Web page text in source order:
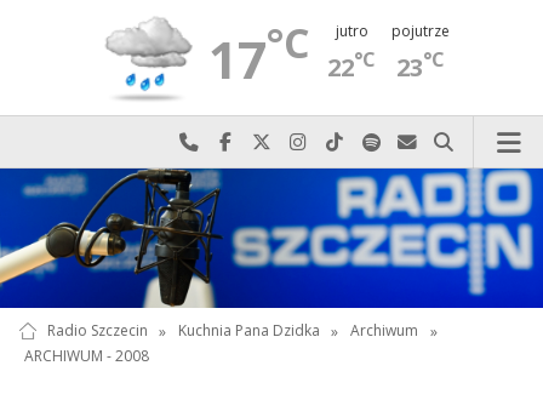
17°C jutro
22°C
pojutrze
23°C
Najlepiej po prostu do nas zadzwoń
Odwiedź nas na Facebook-u
Odwiedź nas na X
Odwiedź nas na Instagram-ie
Odwiedź nas na TikTok-u
Szukaj nas na Spotify
Wyślij do nas
Szukaj
Radio Szczecin » Kuchnia Pana Dzidka » Archiwum
»
ARCHIWUM - 2008